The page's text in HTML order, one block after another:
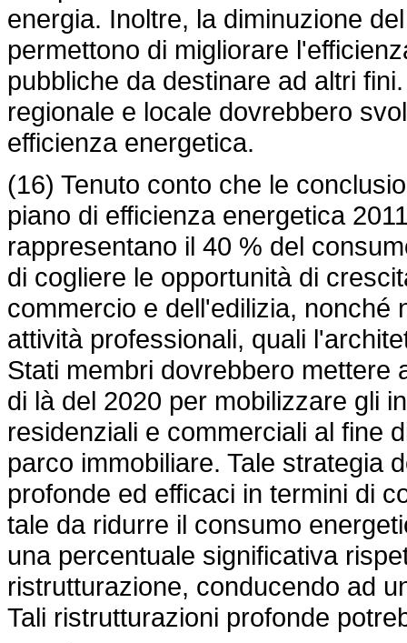
energia. Inoltre, la diminuzione
permettono di migliorare
pubbliche da destinare ad altri
regionale e locale dovrebbero
efficienza energetica.
(16) Tenuto conto che le
piano di efficienza energetica
rappresentano il 40 % del
di cogliere le opportunità di
commercio e dell'edilizia, nonché
attività professionali, quali
Stati membri dovrebbero mettere
di là del 2020 per mobilizzare gli
residenziali e commerciali al fine
parco immobiliare. Tale strategia
profonde ed efficaci in termini di
tale da ridurre il consumo
una percentuale significativa
ristrutturazione, conducendo ad
Tali ristrutturazioni profonde